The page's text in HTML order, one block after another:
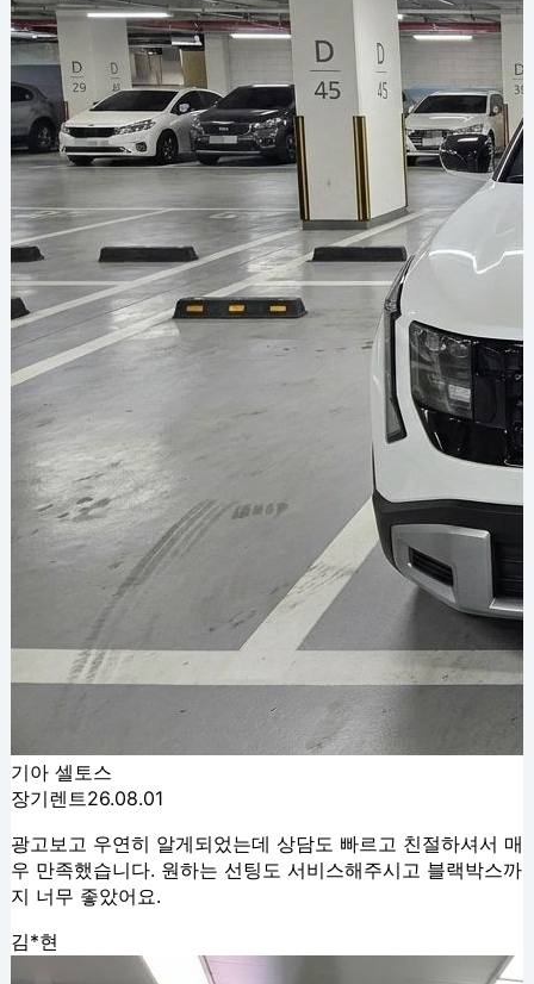
기아 셀토스
장기렌트26.08.01
광고보고 우연히 알게되었는데 상담도 빠르고 친절하셔서 매
우 만족했습니다. 원하는 선팅도 서비스해주시고 블랙박스까
지 너무 좋았어요.
김*현